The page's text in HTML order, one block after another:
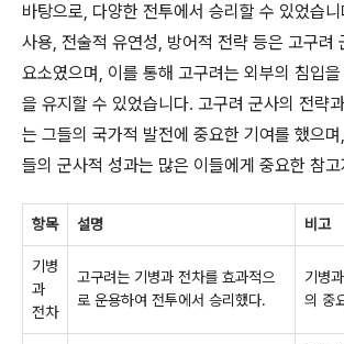
바탕으로, 다양한 전투에서 승리할 수 있었습니
사용, 전술적 유연성, 방어적 전략 등은 고구려
요소였으며, 이를 통해 고구려는 외부의 침입
을 유지할 수 있었습니다. 고구려 군사의 전략
는 그들의 국가적 발전에 중요한 기여를 했으
들의 군사적 성과는 많은 이들에게 중요한 참
항목 설명 비고
기병
과
전차
고구려는 기병과 전차를 효과적으
로 운용하여 전투에서 승리했다.
기병
의 중